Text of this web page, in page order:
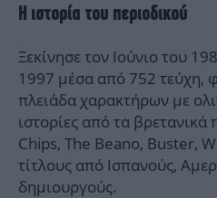
Η ιστορία του περιοδικού
Ξεκίνησε τον Ιούνιο του
1997 μέσα από 752 τεύχη,
πλειάδα χαρακτήρων με
ιστορίες από τα
Chips, The Beano, Buster,
τίτλους από Ισπανούς,
δημιουργούς.